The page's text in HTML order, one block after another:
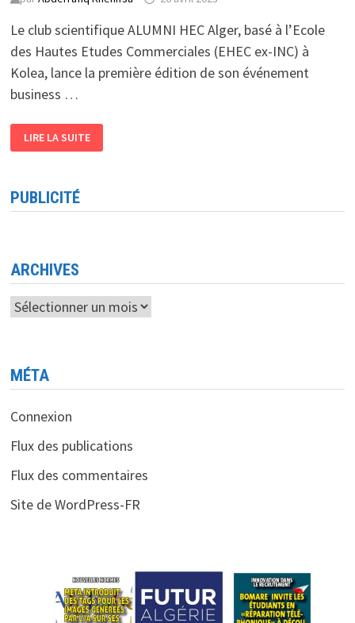
Le club scientifique ALUMNI HEC Alger, basé à l’Ecole
des Hautes Etudes Commerciales (EHEC ex-INC) à
Kolea, lance la première édition de son événement
business …
CLUB
SCIENTIFIQUE
LANCE
LA
ROAD
UN
ÉVÉNEMENT
DE
BUSINESS
GAME
LIRE LA SUITE
PUBLICITÉ
ARCHIVES
Archives
MÉTA
Connexion
Flux des publications
Flux des commentaires
Site de WordPress-FR